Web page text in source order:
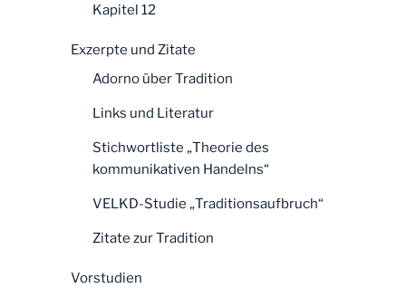
Kapitel 12
Exzerpte und Zitate
Adorno über Tradition
Links und Literatur
Stichwortliste „Theorie des
kommunikativen Handelns“
VELKD-Studie „Traditionsaufbruch“
Zitate zur Tradition
Vorstudien